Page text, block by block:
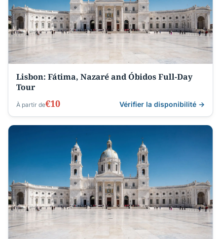
Lisbon: Fátima, Nazaré and Óbidos Full-Day
Tour
À partir de€10 Vérifier la disponibilité →